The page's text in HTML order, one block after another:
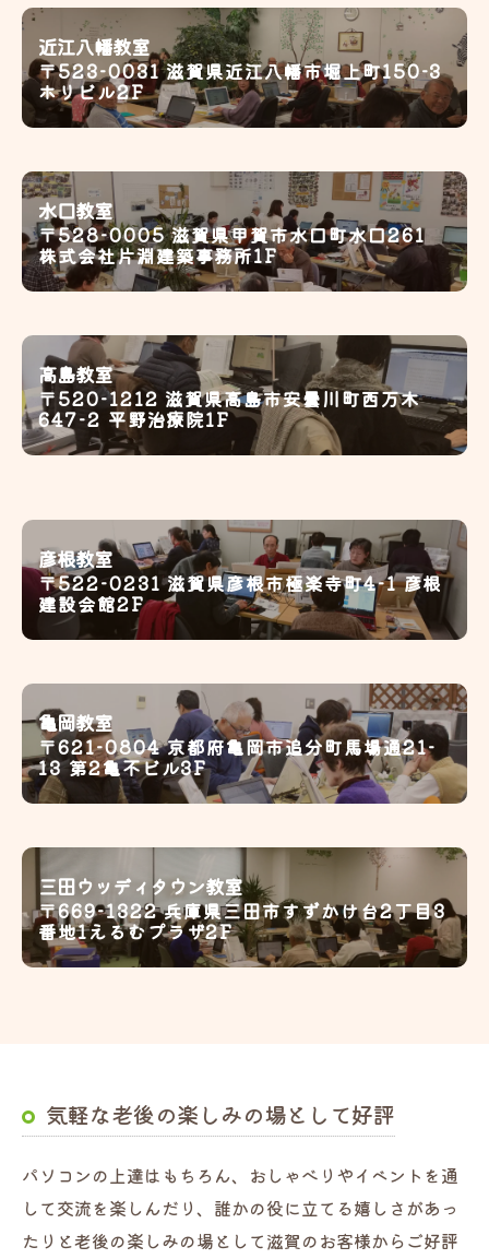
近江八幡教室
〒523-0031 滋賀県近江八幡市堀上町150-3
ホリビル2F
水口教室
〒528-0005 滋賀県甲賀市水口町水口261
株式会社片淵建築事務所1F
高島教室
〒520-1212 滋賀県高島市安曇川町西万木
647-2 平野治療院1F
彦根教室
〒522-0231 滋賀県彦根市極楽寺町4-1 彦根
建設会館2F
亀岡教室
〒621-0804 京都府亀岡市追分町馬場通21-
13 第2亀不ビル3F
三田ウッディタウン教室
〒669-1322 兵庫県三田市すずかけ台2丁目3
番地1えるむプラザ2F
気軽な老後の楽しみの場として好評
パソコンの上達はもちろん、おしゃべりやイベントを通
して交流を楽しんだり、誰かの役に立てる嬉しさがあっ
たりと老後の楽しみの場として滋賀のお客様からご好評